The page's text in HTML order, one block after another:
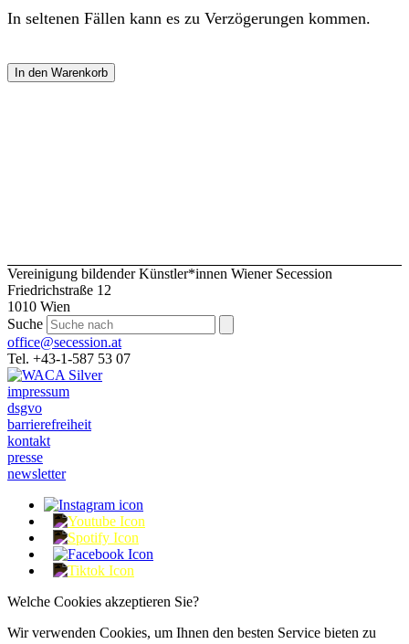
In seltenen Fällen kann es zu Verzögerungen kommen.
In den Warenkorb
Vereinigung bildender Künstler*innen Wiener Secession
Friedrichstraße 12
1010 Wien
Suche
office@secession.at
Tel. +43-1-587 53 07
impressum
dsgvo
barrierefreiheit
kontakt
presse
newsletter
Welche Cookies akzeptieren Sie?
Wir verwenden Cookies, um Ihnen den besten Service bieten zu